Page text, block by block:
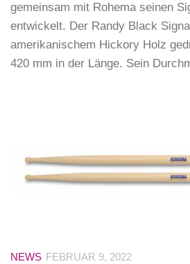
gemeinsam mit Rohema seinen
entwickelt. Der Randy Black
amerikanischem Hickory Holz
420 mm in der Länge. Sein
NEWS FEBRUAR 9, 2022